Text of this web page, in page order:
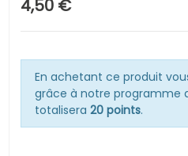
4,50 €
En achetant ce produit
grâce à notre programme
totalisera 20 points.